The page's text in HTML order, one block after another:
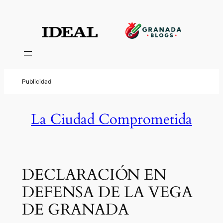
La Ciudad Comprometida
DECLARACIÓN EN
DEFENSA DE LA VEGA
DE GRANADA